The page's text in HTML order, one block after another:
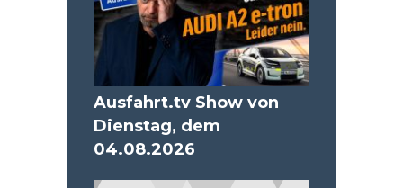
Ausfahrt.tv Show von
Dienstag, dem
04.08.2026